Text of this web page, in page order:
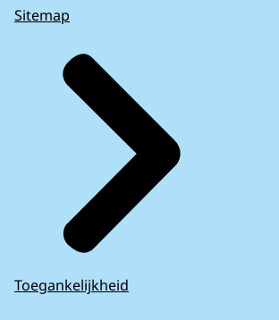
Sitemap
Toegankelijkheid